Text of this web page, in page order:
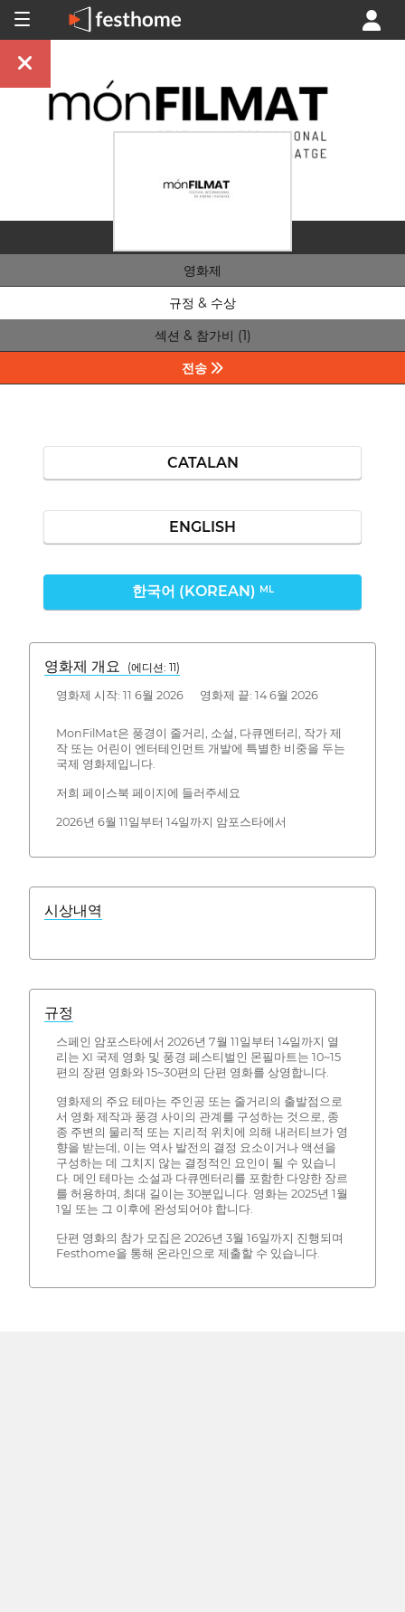
영화제
규정 & 수상
섹션 & 참가비 (1)
전송
CATALAN
ENGLISH
한국어 (KOREAN) ML
영화제 개요 (에디션: 11)
영화제 시작: 11 6월 2026 영화제 끝: 14 6월 2026
MonFilMat은 풍경이 줄거리, 소설, 다큐멘터리, 작가 제
작 또는 어린이 엔터테인먼트 개발에 특별한 비중을 두는
국제 영화제입니다.
저희 페이스북 페이지에 들러주세요
2026년 6월 11일부터 14일까지 암포스타에서
시상내역
규정
스페인 암포스타에서 2026년 7월 11일부터 14일까지 열
리는 XI 국제 영화 및 풍경 페스티벌인 몬필마트는 10~15
편의 장편 영화와 15~30편의 단편 영화를 상영합니다.
영화제의 주요 테마는 주인공 또는 줄거리의 출발점으로
서 영화 제작과 풍경 사이의 관계를 구성하는 것으로, 종
종 주변의 물리적 또는 지리적 위치에 의해 내러티브가 영
향을 받는데, 이는 역사 발전의 결정 요소이거나 액션을
구성하는 데 그치지 않는 결정적인 요인이 될 수 있습니
다. 메인 테마는 소설과 다큐멘터리를 포함한 다양한 장르
를 허용하며, 최대 길이는 30분입니다. 영화는 2025년 1월
1일 또는 그 이후에 완성되어야 합니다.
단편 영화의 참가 모집은 2026년 3월 16일까지 진행되며
Festhome을 통해 온라인으로 제출할 수 있습니다.